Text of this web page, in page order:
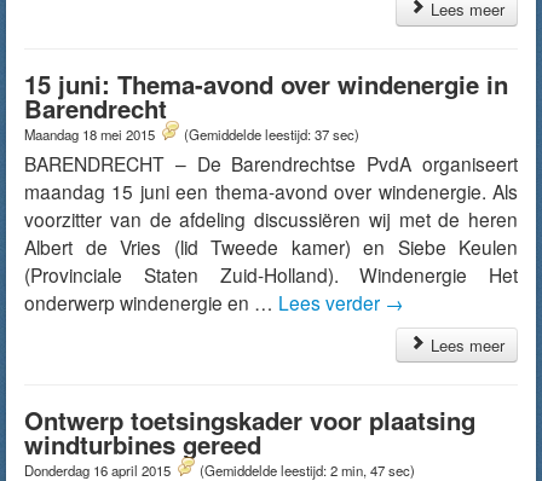
Lees meer
15 juni: Thema-avond over windenergie in
Barendrecht
Maandag 18 mei 2015 (Gemiddelde leestijd: 37 sec)
BARENDRECHT – De Barendrechtse PvdA organiseert
maandag 15 juni een thema-avond over windenergie. Als
voorzitter van de afdeling discussiëren wij met de heren
Albert de Vries (lid Tweede kamer) en Siebe Keulen
(Provinciale Staten Zuid-Holland). Windenergie Het
onderwerp windenergie en … Lees verder →
Lees meer
Ontwerp toetsingskader voor plaatsing
windturbines gereed
Donderdag 16 april 2015 (Gemiddelde leestijd: 2 min, 47 sec)